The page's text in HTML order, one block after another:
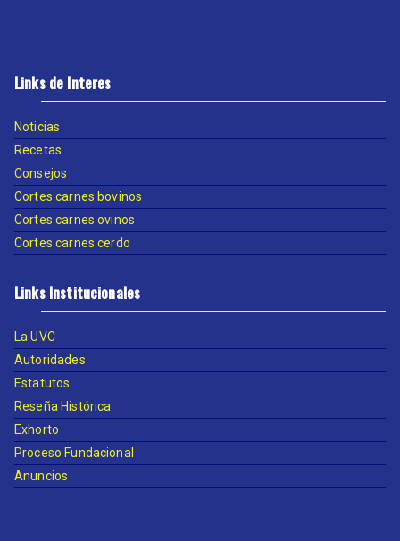
Links de Interes
Noticias
Recetas
Consejos
Cortes carnes bovinos
Cortes carnes ovinos
Cortes carnes cerdo
Links Institucionales
La UVC
Autoridades
Estatutos
Reseña Histórica
Exhorto
Proceso Fundacional
Anuncios